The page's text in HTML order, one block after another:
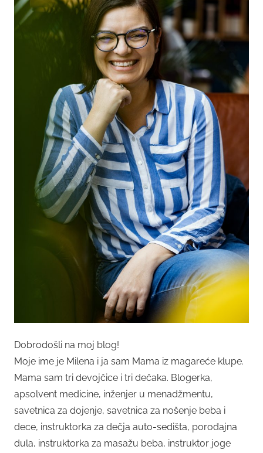
Dobrodošli na moj blog!
Moje ime je Milena i ja sam Mama iz magareće klupe.
Mama sam tri devojčice i tri dečaka. Blogerka,
apsolvent medicine, inženjer u menadžmentu,
savetnica za dojenje, savetnica za nošenje beba i
dece, instruktorka za dečja auto-sedišta, porođajna
dula, instruktorka za masažu beba, instruktor joge